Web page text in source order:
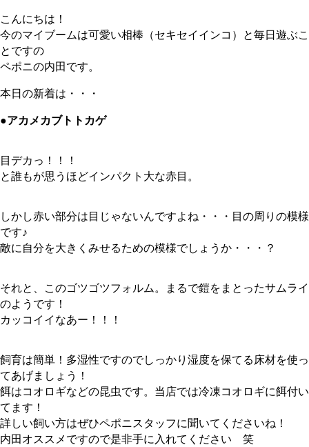
こんにちは！
今のマイブームは可愛い相棒（セキセイインコ）と毎日遊ぶこ
とですの
ペポニの内田です。
本日の新着は・・・
●アカメカブトトカゲ
目デカっ！！！
と誰もが思うほどインパクト大な赤目。
しかし赤い部分は目じゃないんですよね・・・目の周りの模様
です♪
敵に自分を大きくみせるための模様でしょうか・・・？
それと、このゴツゴツフォルム。まるで鎧をまとったサムライ
のようです！
カッコイイなあー！！！
飼育は簡単！多湿性ですのでしっかり湿度を保てる床材を使っ
てあげましょう！
餌はコオロギなどの昆虫です。当店では冷凍コオロギに餌付い
てます！
詳しい飼い方はぜひペポニスタッフに聞いてくださいね！
内田オススメですので是非手に入れてください 笑